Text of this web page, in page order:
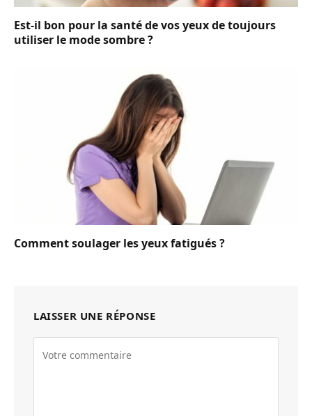
Est-il bon pour la santé de vos yeux de toujours
utiliser le mode sombre ?
Comment soulager les yeux fatigués ?
LAISSER UNE RÉPONSE